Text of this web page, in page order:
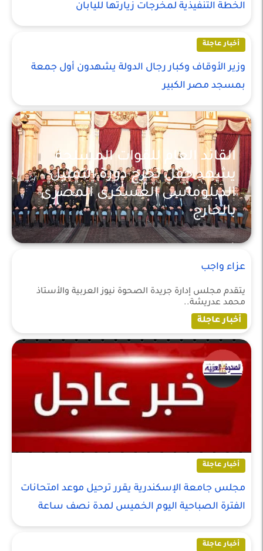
الخطة التنفيذية لمخرجات زيارتها لليابان
أخبار عاجلة
وزير الأوقاف وكبار رجال الدولة يشهدون أول جمعة
بمسجد مصر الكبير
أخبار عاجلة
القائد العام للقوات المسلحة
يشهد حفل تخرج دورة التمثيل
الدبلوماسى العسكرى المصرى
بالخارج
عزاء واجب
يتقدم مجلس إدارة جريدة الصحوة نيوز العربية والأستاذ
محمد عدريشة..
أخبار عاجلة
أخبار عاجلة
مجلس جامعة الإسكندرية يقرر ترحيل موعد امتحانات
الفترة الصباحية اليوم الخميس لمدة نصف ساعة
أخبار عاجلة